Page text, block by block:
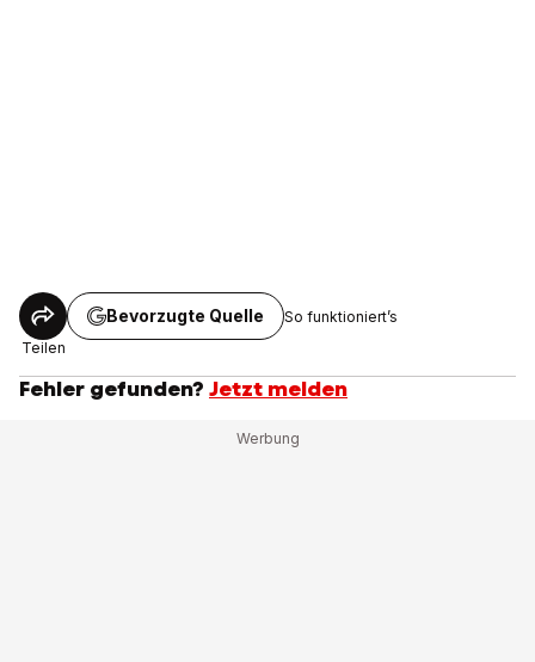
Teilen
Bevorzugte Quelle So funktioniert’s
Fehler gefunden? Jetzt melden